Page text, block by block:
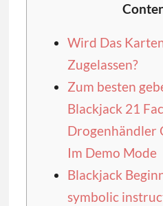
Wird Das
Zugelassen?
Zum besten
Blackjack 21
Drogenhändler
Im Demo Mode
Blackjack
symbolic